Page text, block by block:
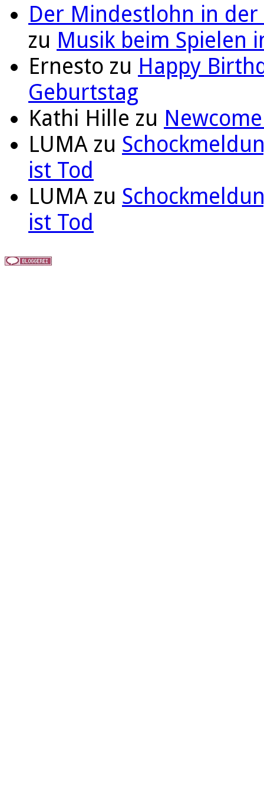
Der Mindestlohn in der
zu Musik beim Spielen
Ernesto zu Happy
Geburtstag
Kathi Hille zu
LUMA zu
ist Tod
LUMA zu
ist Tod